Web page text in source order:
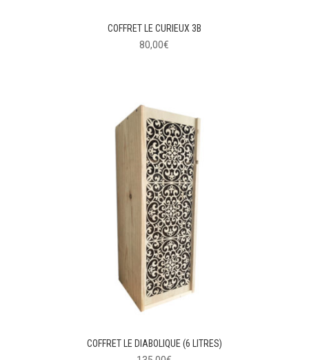
COFFRET LE CURIEUX 3B
80,00€
COFFRET LE DIABOLIQUE (6 LITRES)